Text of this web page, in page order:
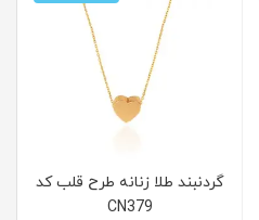
گردنبند طلا زنانه طرح قلب کد
CN379